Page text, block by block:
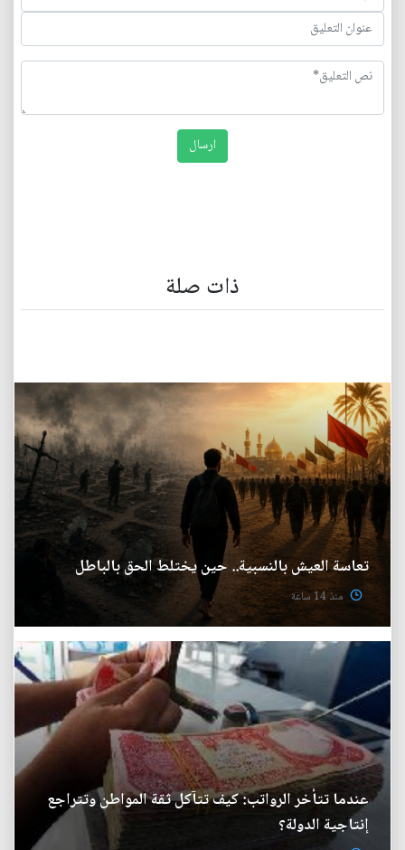
ذات صلة
تعاسة العيش بالنسبية.. حين يختلط الحق بالباطل
منذ 14 ساعة
عندما تتأخر الرواتب: كيف تتآكل ثقة المواطن وتتراجع
إنتاجية الدولة؟